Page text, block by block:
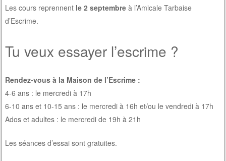
Les cours reprennent le 2 septembre à l’Amicale Tarbaise
d’Escrime.
Tu veux essayer l’escrime ?
Rendez-vous à la Maison de l’Escrime :
4-6 ans : le mercredi à 17h
6-10 ans et 10-15 ans : le mercredi à 16h et/ou le vendredi à 17h
Ados et adultes : le mercredi de 19h à 21h
Les séances d’essai sont gratuites.